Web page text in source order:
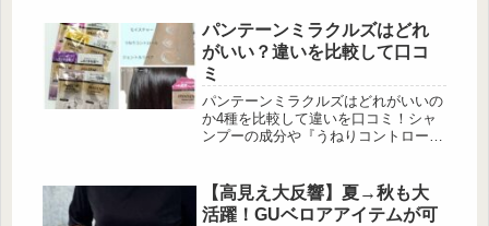
がら記事を制作しています。 SNSで
もよく見かける「 […]
パンテーンミラクルズはどれ
がいい？違いを比較して口コ
ミ
パンテーンミラクルズはどれがいいの
か4種を比較して違いを口コミ！シャ
ンプーの成分や『うねりコントロー
【高見え大反響】夏→秋も大
活躍！GUベロアアイテムが可